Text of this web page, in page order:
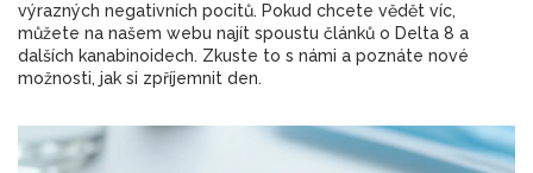
výrazných negativních pocitů. Pokud chcete vědět víc,
můžete na našem webu najít spoustu článků o Delta 8 a
dalších kanabinoidech. Zkuste to s námi a poznáte nové
možnosti, jak si zpříjemnit den.